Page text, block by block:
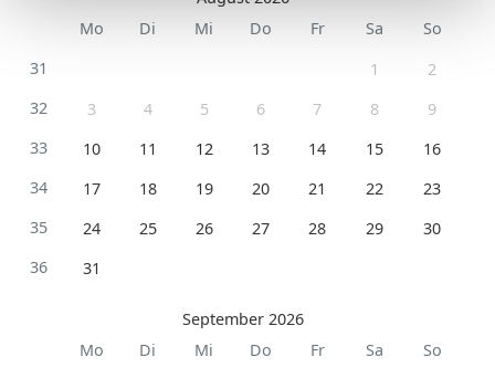
Mo
Di Mi Do Fr Sa
So
31
1
2
32
3 4 5 6 7 8
9
33
10 11 12 13 14 15
16
34
17 18 19 20 21 22
23
35
24 25 26 27 28 29
30
36
31
September 2026
Mo
Di Mi Do Fr Sa
So